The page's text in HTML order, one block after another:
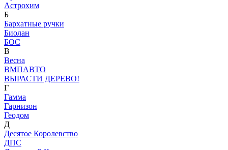
Астрохим
Б
Бархатные ручки
Биолан
БОС
В
Весна
ВМПАВТО
ВЫРАСТИ ДЕРЕВО!
Г
Гамма
Гарнизон
Геодом
Д
Десятое Королевство
ДПС